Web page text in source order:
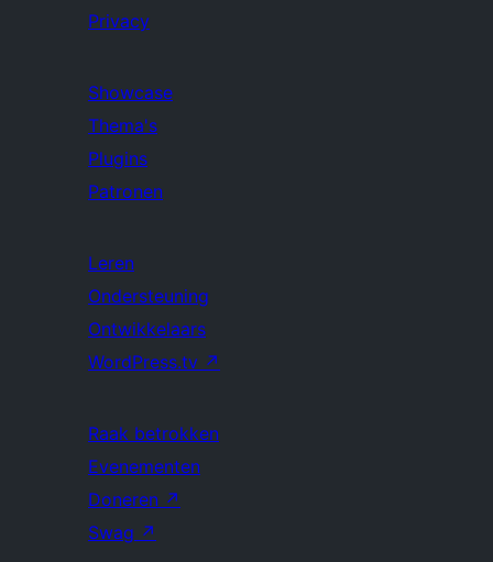
Privacy
Showcase
Thema's
Plugins
Patronen
Leren
Ondersteuning
Ontwikkelaars
WordPress.tv ↗
Raak betrokken
Evenementen
Doneren ↗
Swag ↗